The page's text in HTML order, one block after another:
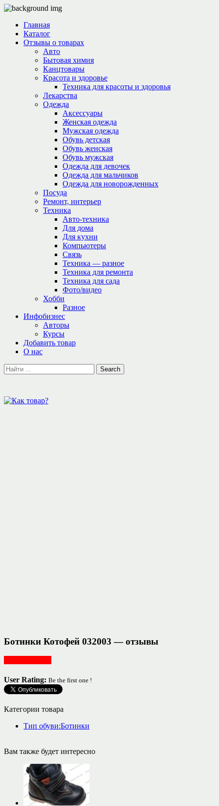
Главная
Каталог
Отзывы о товарах
Авто
Бытовая химия
Канцтовары
Красота и здоровье
Техника для красоты и здоровья
Лекарства
Одежда
Аксессуары
Женская одежда
Мужская одежда
Обувь детская
Обувь женская
Обувь мужская
Одежда для девочек
Одежда для мальчиков
Одежда для новорожденных
Посуда
Ремонт, интерьер
Техника
Авто-техника
Для дома
Для кухни
Компьютеры
Связь
Техника — разное
Техника для ремонта
Техника для сада
Фото/видео
Хобби
Разное
Инфобизнес
Авторы
Курсы
Добавить товар
О нас
Ботинки Котофей 032003 — отзывы
User Rating: Be the first one !
Категории товара
Тип обуви:Ботинки
Вам также будет интересно